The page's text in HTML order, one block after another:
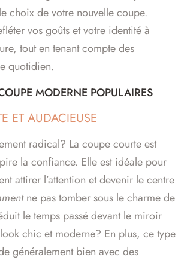
choix de votre nouvelle coupe.
vos goûts et votre identité à
tout en tenant compte des
quotidien.
MODERNE POPULAIRES
ET AUDACIEUSE
radical? La coupe courte est
la confiance. Elle est idéale pour
attirer l’attention et devenir le centre
ne pas tomber sous le charme de
le temps passé devant le miroir
chic et moderne? En plus, ce type
généralement bien avec des